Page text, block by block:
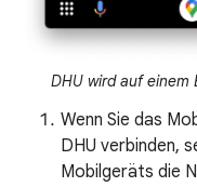
DHU wird auf einem
Wenn Sie das
DHU verbinden,
Mobilgeräts die